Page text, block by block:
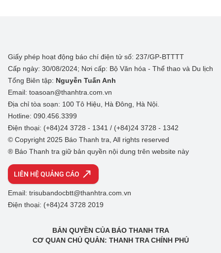
Giấy phép hoạt động báo chí điện tử số: 237/GP-BTTTT
Cấp ngày: 30/08/2024; Nơi cấp: Bộ Văn hóa - Thể thao và Du lịch
Tổng Biên tập: Nguyễn Tuấn Anh
Email: toasoan@thanhtra.com.vn
Địa chỉ tòa soạn: 100 Tô Hiệu, Hà Đông, Hà Nội.
Hotline: 090.456.3399
Điện thoại: (+84)24 3728 - 1341 / (+84)24 3728 - 1342
© Copyright 2025 Báo Thanh tra, All rights reserved
® Báo Thanh tra giữ bản quyền nội dung trên website này
LIÊN HỆ QUẢNG CÁO
Email: trisubandocbtt@thanhtra.com.vn
Điện thoại: (+84)24 3728 2019
BẢN QUYỀN CỦA BÁO THANH TRA
CƠ QUAN CHỦ QUẢN: THANH TRA CHÍNH PHỦ